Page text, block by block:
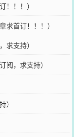
！！！）
求首订！！！）
求支持）
阅，求支持）
）